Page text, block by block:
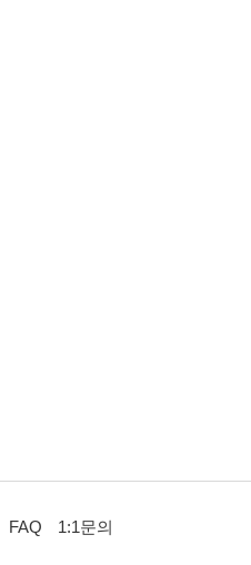
FAQ 1:1문의